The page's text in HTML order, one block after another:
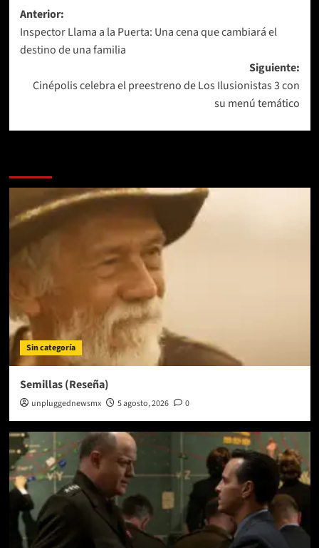
Navegación
de
entradas
Anterior:
Inspector Llama a la Puerta: Una cena que cambiará el
destino de una familia
Siguiente:
Cinépolis celebra el preestreno de Los Ilusionistas 3 con
su menú temático
Sin categoría
Semillas (Reseña)
unpluggednewsmx 5 agosto, 2026 0